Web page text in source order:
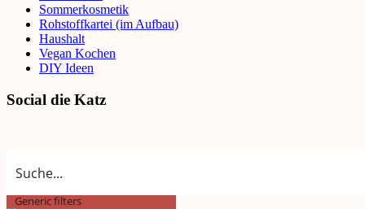
Sommerkosmetik
Rohstoffkartei (im Aufbau)
Haushalt
Vegan Kochen
DIY Ideen
Social die Katz
Generic filters